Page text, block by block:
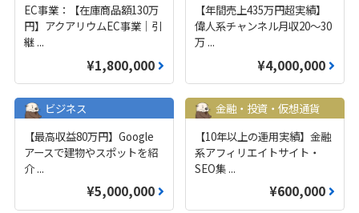
EC事業：【在庫商品額130万
円】アクアリウムEC事業｜引
継 ...
¥1,800,000
【年間売上435万円超実績】
偉人系チャンネル月収20～30
万 ...
¥4,000,000
ビジネス
【最高収益80万円】Google
アースで建物やスポットを紹
介 ...
¥5,000,000
金融・投資・仮想通貨
【10年以上の運用実績】金融
系アフィリエイトサイト・
SEO集 ...
¥600,000